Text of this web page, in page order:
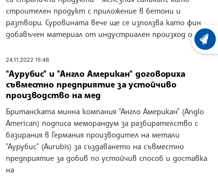
строителен продукт с приложение в бетони и
разтвори. Суровината вече ще се използва като фин
добавъчен материал от индустриален произход от
24.11.2022 15:46
"Аурубис" и "Англо Американ" договориха
съвместно предприятие за устойчиво
производство на мед
Британската минна компания "Англо Американ" (Anglo
American) подписа меморандум за разбирателство с
базирания в Германия производител на метали
"Аурубис" (Aurubis) за създаването на съвместно
предприятие за добив по устойчив способ и доставка
на